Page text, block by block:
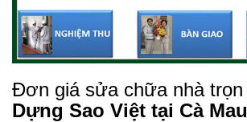
Đơn giá sửa chữa nhà trọn
Dựng Sao Việt tại Cà Mau